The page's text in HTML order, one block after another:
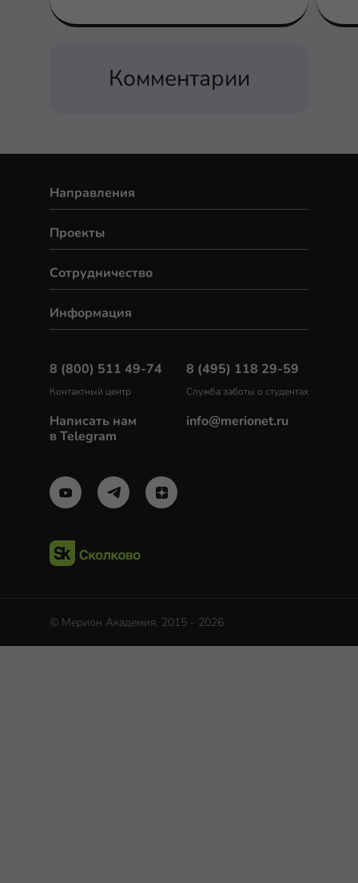
Комментарии
Направления
Сотрудничество
Проекты
Информация
8 (800) 511 49-74
Контактный центр
Написать нам
в Telegram
8 (495) 118 29-59
Служба заботы о студентах
info@merionet.ru
© Мерион Академия, 2015 - 2026